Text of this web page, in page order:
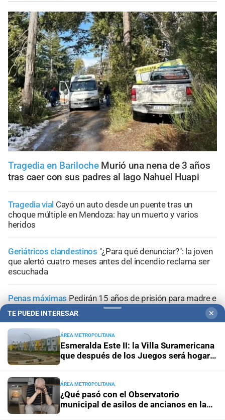
Tragedia en Bariloche Murió una nena de 3 años
tras caer con sus padres al lago Nahuel Huapi
Tragedia vial Cayó un auto desde un puente tras un
choque múltiple en Mendoza: hay un muerto y varios
heridos
Geriátricos clandestinos "¿Para qué denunciar?": la joven
que alertó cuatro meses antes del incendio reclama ser
escuchada
Penas máximas Pedirán 15 años de prisión para madre e
hija por el crimen de Jeremías Monzón
Encubrimiento agravadoCaso Agostina Vega: la
reacción de sus abuelos tras las nuevas detenciones
+Información General
TE PUEDE INTERESAR ✕
ÁREA METROPOLITANA
Esmeralda Este II: la Villa Suramericana
que después de los Juegos será hogar
ÁREA METROPOLITANA
¿Qué pasó con el Observatorio
municipal de asilos de ancianos en la